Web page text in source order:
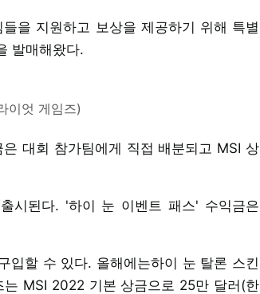
을 지원하고 보상을 제공하기 위해 특별
발매해왔다.
이엇 게임즈)
대회 참가팀에게 직접 배분되고 MSI 상
시된다. '하이 눈 이벤트 패스' 수익금은
입할 수 있다. 올해에는하이 눈 탈론 스킨
MSI 2022 기본 상금으로 25만 달러(한